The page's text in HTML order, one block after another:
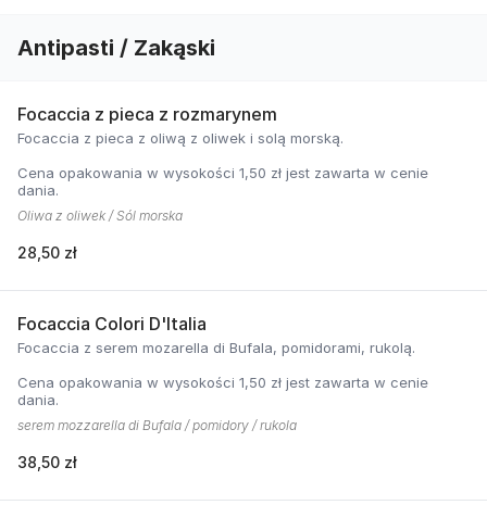
Antipasti / Zakąski
Focaccia z pieca z rozmarynem
Focaccia z pieca z oliwą z oliwek i solą morską.
Cena opakowania w wysokości 1,50 zł jest zawarta w cenie
dania.
Oliwa z oliwek / Sól morska
28,50 zł
Focaccia Colori D'Italia
Focaccia z serem mozarella di Bufala, pomidorami, rukolą.
Cena opakowania w wysokości 1,50 zł jest zawarta w cenie
dania.
serem mozzarella di Bufala / pomidory / rukola
38,50 zł